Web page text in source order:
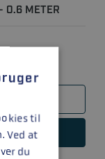
0.6 METER
til
Ved at
du